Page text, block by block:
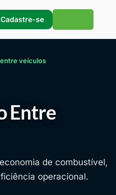
Cadastre-se
veículos
Entre
de combustível,
operacional.